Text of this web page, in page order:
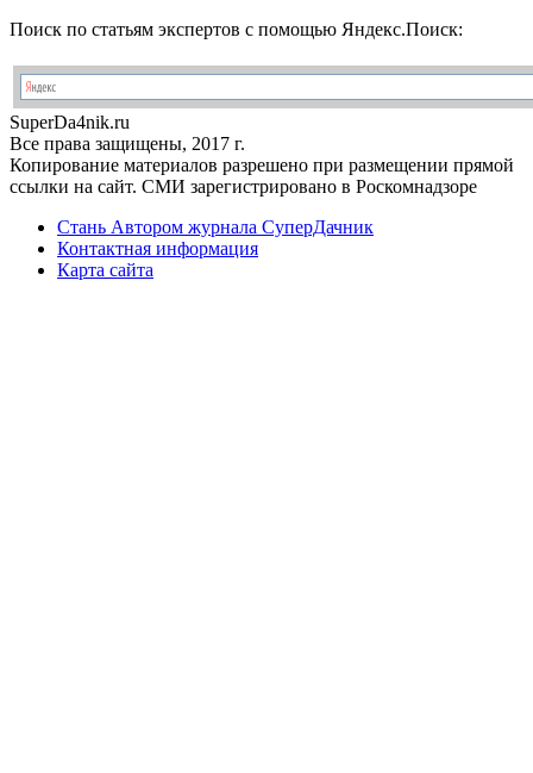
Поиск по статьям экспертов с помощью Яндекс.Поиск:
SuperDa4nik.ru
Все права защищены, 2017 г.
Копирование материалов разрешено при размещении прямой
ссылки на сайт. СМИ зарегистрировано в Роскомнадзоре
Стань Автором журнала СуперДачник
Контактная информация
Карта сайта